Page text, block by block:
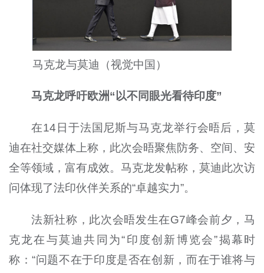
马克龙与莫迪（视觉中国）
马克龙呼吁欧洲“以不同眼光看待印度”
在14日于法国尼斯与马克龙举行会晤后，莫
迪在社交媒体上称，此次会晤聚焦防务、空间、安
全等领域，富有成效。马克龙发帖称，莫迪此次访
问体现了法印伙伴关系的“卓越实力”。
法新社称，此次会晤发生在G7峰会前夕，马
克龙在与莫迪共同为“印度创新博览会”揭幕时
称：“问题不在于印度是否在创新，而在于谁将与